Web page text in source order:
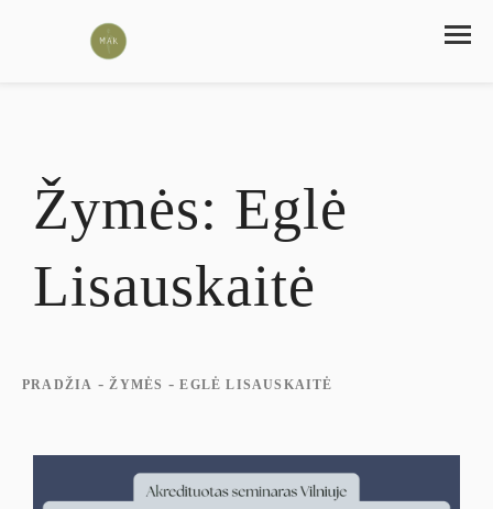
Žymės: Eglė
Lisauskaitė
PRADŽIA - ŽYMĖS - EGLĖ LISAUSKAITĖ